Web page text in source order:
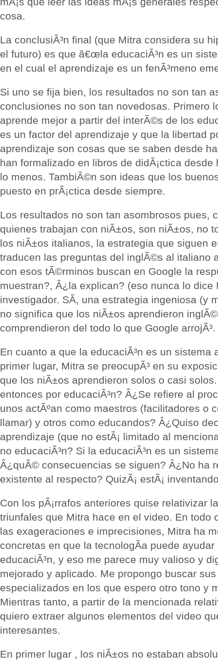
cosa.
La conclusiÃ³n final (que Mitra considera su
el futuro) es que â€œla educaciÃ³n es un
en el cual el aprendizaje es un fenÃ³meno
Si uno se fija bien, los resultados no son tan
conclusiones no son tan novedosas. Primero
aprende mejor a partir del interÃ©s de los
es un factor del aprendizaje y que la libertad
aprendizaje son cosas que se saben desde
han formalizado en libros de didÃ¡ctica
lo menos. TambiÃ©n son ideas que los
puesto en prÃ¡ctica desde siempre.
Los resultados no son tan asombrosos pues,
quienes trabajan con niÃ±os, son niÃ±os, no
los niÃ±os italianos, la estrategia que siguen
traducen las preguntas del inglÃ©s al italiano
con esos tÃ©rminos buscan en Google la
muestran?, Â¿la explican? (eso nunca lo dice
investigador. SÃ­, una estrategia ingeniosa (y
no significa que los niÃ±os aprendieron
comprendieron del todo lo que Google arrojÃ³.
En cuanto a que la educaciÃ³n es un sistema
primer lugar, Mitra se preocupÃ³ en su
que los niÃ±os aprendieron solos o casi
entonces por educaciÃ³n? Â¿Se refiere al
unos actÃºan como maestros (facilitadores o
llamar) y otros como educandos? Â¿Quiso
aprendizaje (que no estÃ¡ limitado al
no educaciÃ³n? Si la educaciÃ³n es un
Â¿quÃ© consecuencias se siguen? Â¿No ha
existente al respecto? QuizÃ¡ estÃ¡
Con los pÃ¡rrafos anteriores quise relativizar
triunfales que Mitra hace en el video. En todo
las exageraciones e imprecisiones, Mitra ha
concretas en que la tecnologÃ­a puede ayudar
educaciÃ³n, y eso me parece muy valioso y
mejorado y aplicado. Me propongo buscar
especializados en los que espero otro tono y
Mientras tanto, a partir de la mencionada
quiero extraer algunos elementos del video
interesantes.
En primer lugar , los niÃ±os no estaban